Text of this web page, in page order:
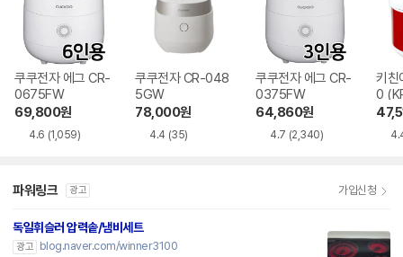
쿠쿠전자 에그 CR-
0675FW
69,800원
4.6 (1,059)
쿠쿠전자 CR-048
5GW
78,000원
4.4 (35)
쿠쿠전자 에그 CR-
0375FW
64,860원
4.7 (2,340)
키친
0
파워링크 광고 가입신청
독일휘슬러 압력솥/냄비세트
광고
blog.naver.com/winner3100